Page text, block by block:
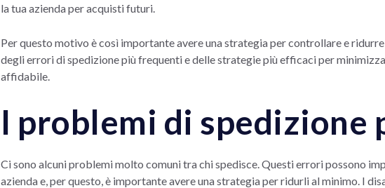
la tua azienda per acquisti futuri.
Per questo motivo è così importante avere una strategia per controllare e
degli errori di spedizione più frequenti e delle strategie più efficaci per
affidabile.
I problemi di spedizione
Ci sono alcuni problemi molto comuni tra chi spedisce. Questi errori possono
azienda e, per questo, è importante avere una strategia per ridurli al minimo. I